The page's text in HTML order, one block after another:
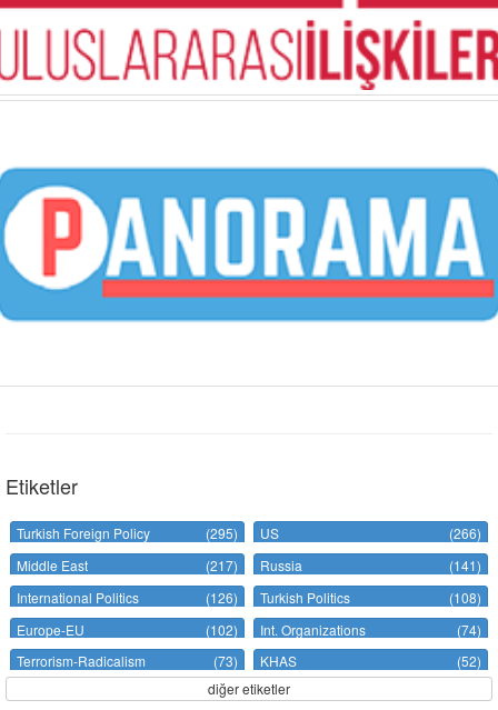
Etiketler
Turkish Foreign Policy (295) US
(266)
Middle East
(217) Russia
(141)
International Politics
(126) Turkish Politics
(108)
Europe-EU
(102) Int. Organizations
(74)
Terrorism-Radicalism
(73) KHAS
(52)
diğer etiketler